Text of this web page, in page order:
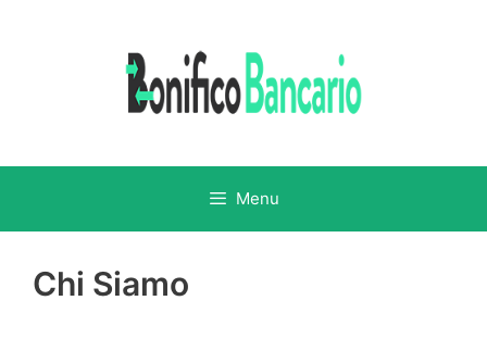
Menu
Chi Siamo